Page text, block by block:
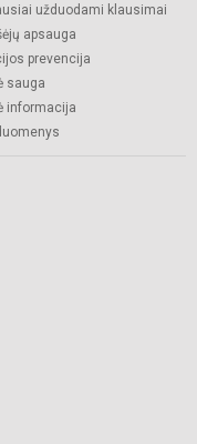
užduodami klausimai
apsauga
prevencija
sauga
informacija